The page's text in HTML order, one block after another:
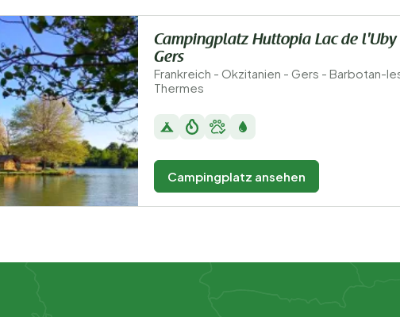
Campingplatz Huttopia Lac de l'Uby
Gers
Frankreich - Okzitanien - Gers - Barbotan-
Thermes
Campingplatz ansehen